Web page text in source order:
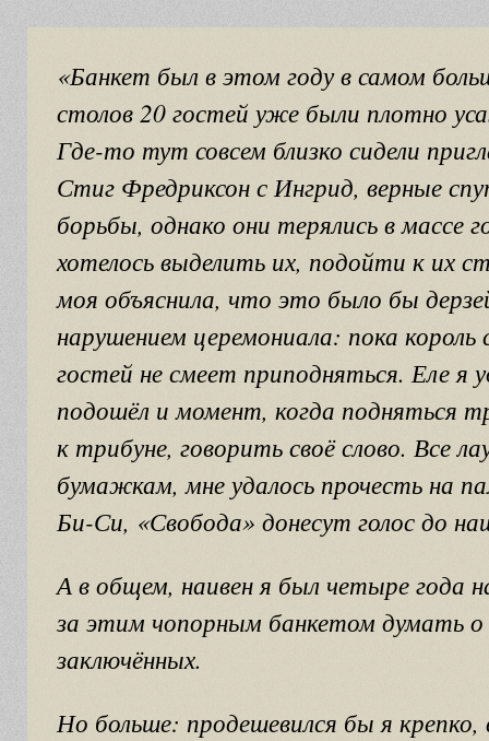
«Банкет был в этом году в самом
столов 20 гостей уже были плотно
Где-то тут совсем близко сидели
Стиг Фредриксон с Ингрид, верные
борьбы, однако они терялись в массе
хотелось выделить их, подойти к их
моя объяснила, что это было бы
нарушением церемониала: пока
гостей не смеет приподняться. Еле я
подошёл и момент, когда подняться
к трибуне, говорить своё слово. Все
бумажкам, мне удалось прочесть на
Би-Си, «Свобода» донесут голос до
А в общем, наивен я был четыре года
за этим чопорным банкетом думать о
заключённых.
Но больше: продешевился бы я